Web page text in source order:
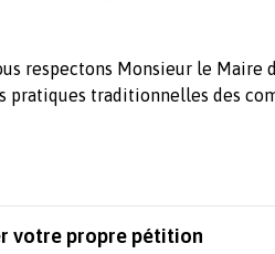
respectons Monsieur le Maire
pratiques traditionnelles des
votre propre pétition